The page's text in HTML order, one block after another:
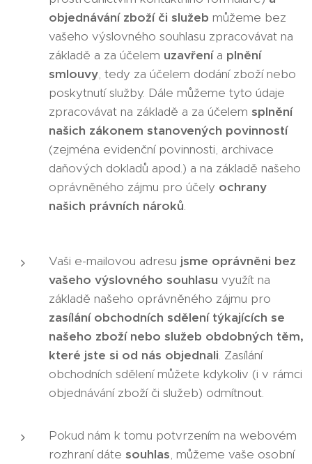
objednávání zboží či služeb můžeme bez
vašeho výslovného souhlasu zpracovávat na
základě a za účelem uzavřenía plnění
smlouvy, tedy za účelem dodání zboží nebo
poskytnutí služby. Dále můžeme tyto údaje
zpracovávat na základě a za účelem splnění
našich zákonem stanovených povinností
(zejména evidenční povinnosti, archivace
daňových dokladů apod.) a na základě našeho
oprávněného zájmu pro účely ochrany
našich právních nároků.
Vaši e-mailovou adresu jsme oprávněni bez
vašeho výslovného souhlasu využít na
základě našeho oprávněného zájmu pro
zasílání obchodních sdělení týkajících se
našeho zboží nebo služeb obdobných těm,
které jste si od nás objednali. Zasílání
obchodních sdělení můžete kdykoliv (i v rámci
objednávání zboží či služeb) odmítnout.
Pokud nám k tomu potvrzením na webovém
rozhraní dáte souhlas, můžeme vaše osobní